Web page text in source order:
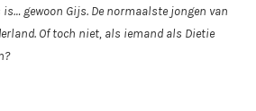
gewoon Gijs. De normaalste jongen van
Of toch niet, als iemand als Dietie